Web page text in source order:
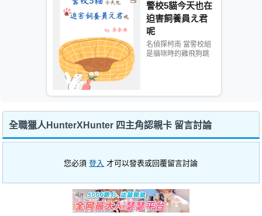
警校5貓今天也在
迫害飼養員え君
呢
名偵探柯南 當警校組
是貓咪時的雞飛狗跳
全職獵人HunterXHunter 四主角認親卡 留言討論
您必須登入 才可以發表或回覆留言討論